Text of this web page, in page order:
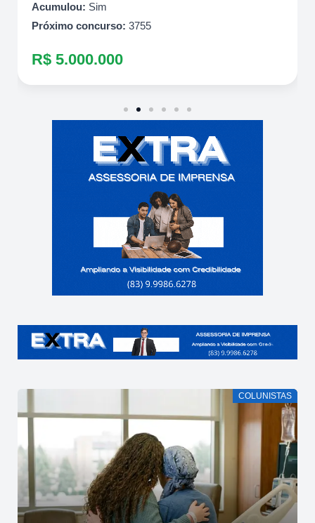
Sim
concurso:3755
5.000.000
COLUNISTAS